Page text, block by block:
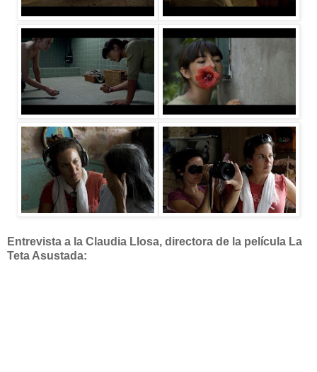
Entrevista a la Claudia Llosa, directora de la película La
Teta Asustada: